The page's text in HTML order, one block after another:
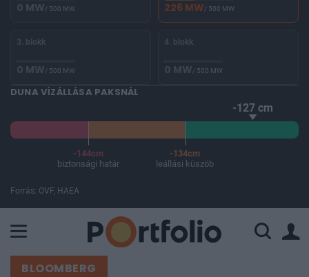
0 MW/ 500 MW 226 MW/ 500 MW
3. blokk
0 MW/ 500 MW
4. blokk
0 MW/ 500 MW
DUNA VÍZÁLLÁSA PAKSNÁL
-127 cm
-144cm
biztonsági határ
-134cm
leállási küszöb
Forrás: OVF, HAEA
BLOOMBERG